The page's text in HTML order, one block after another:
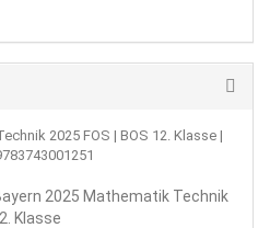
2025 Mathematik Technik
Klasse